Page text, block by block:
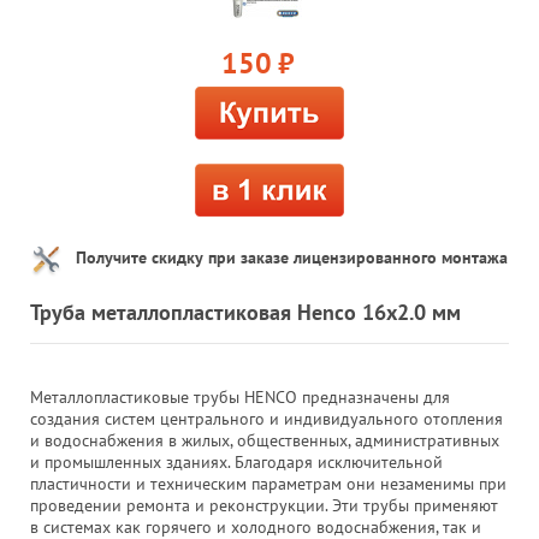
150 руб.
Получите скидку при заказе лицензированного монтажа
Труба металлопластиковая Henco 16x2.0 мм
Металлопластиковые трубы HENCO предназначены для
создания систем центрального и индивидуального отопления
и водоснабжения в жилых, общественных, административных
и промышленных зданиях. Благодаря исключительной
пластичности и техническим параметрам они незаменимы при
проведении ремонта и реконструкции. Эти трубы применяют
в системах как горячего и холодного водоснабжения, так и